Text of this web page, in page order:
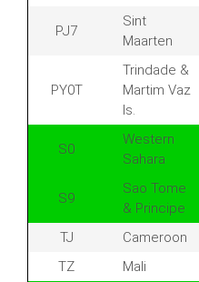
PJ7
Sint
Maarten
PY0T
Trindade &
Martim Vaz
Is.
S0
Western
Sahara
S9
Sao Tome
& Principe
TJ Cameroon
TZ
Mali